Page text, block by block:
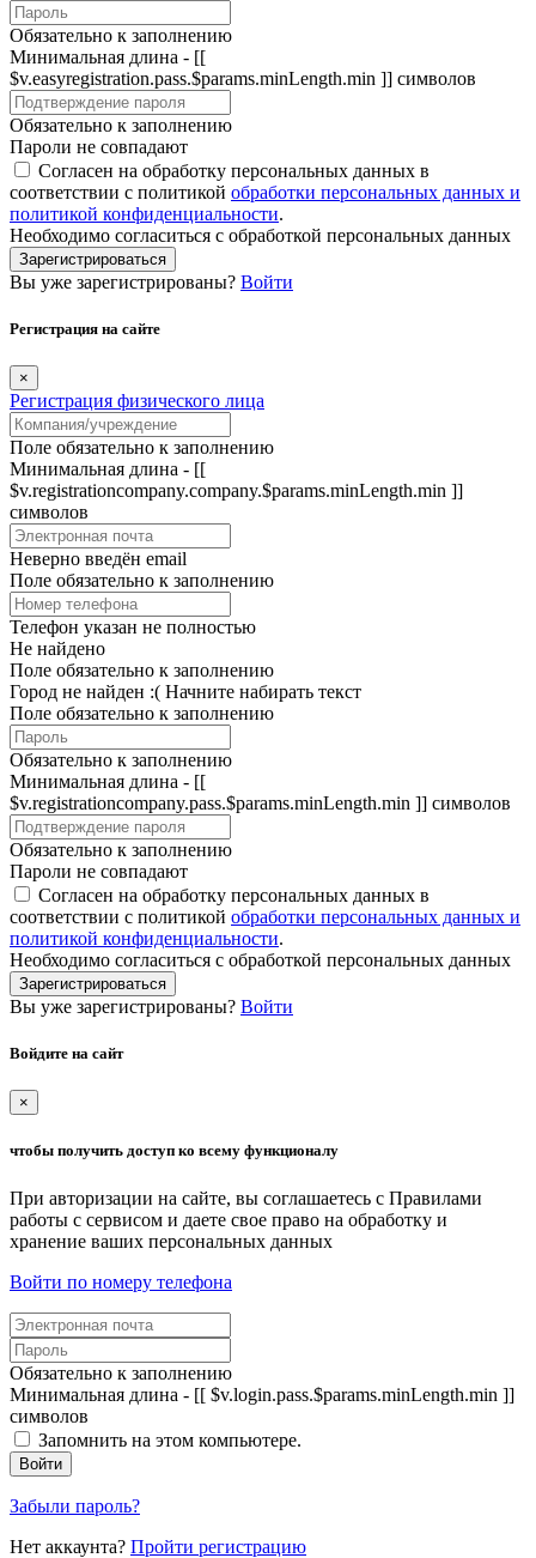
Обязательно к заполнению
Минимальная длина - [[
$v.easyregistration.pass.$params.minLength.min ]] символов
Обязательно к заполнению
Пароли не совпадают
Согласен на обработку персональных данных в
соответствии с политикой обработки персональных данных и
политикой конфиденциальности.
Необходимо согласиться с обработкой персональных данных
Зарегистрироваться
Вы уже зарегистрированы? Войти
Регистрация на сайте
×
Регистрация физического лица
Поле обязательно к заполнению
Минимальная длина - [[
$v.registrationcompany.company.$params.minLength.min ]]
символов
Неверно введён email
Поле обязательно к заполнению
Телефон указан не полностью
Не найдено
Поле обязательно к заполнению
Город не найден :( Начните набирать текст
Поле обязательно к заполнению
Обязательно к заполнению
Минимальная длина - [[
$v.registrationcompany.pass.$params.minLength.min ]] символов
Обязательно к заполнению
Пароли не совпадают
Согласен на обработку персональных данных в
соответствии с политикой обработки персональных данных и
политикой конфиденциальности.
Необходимо согласиться с обработкой персональных данных
Зарегистрироваться
Вы уже зарегистрированы? Войти
Войдите на сайт
×
чтобы получить доступ ко всему функционалу
При авторизации на сайте, вы соглашаетесь с Правилами
работы с сервисом и даете свое право на обработку и
хранение ваших персональных данных
Войти по номеру телефона
Обязательно к заполнению
Минимальная длина - [[ $v.login.pass.$params.minLength.min ]]
символов
Запомнить на этом компьютере.
Войти
Забыли пароль?
Нет аккаунта? Пройти регистрацию